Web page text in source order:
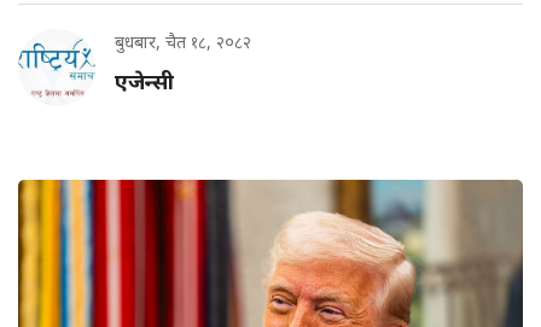
बुधबार, चैत १८, २०८२
एजेन्सी